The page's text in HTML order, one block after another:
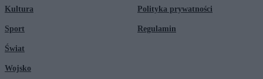
Kultura
Sport
Świat
Wojsko
Polityka prywatności
Regulamin